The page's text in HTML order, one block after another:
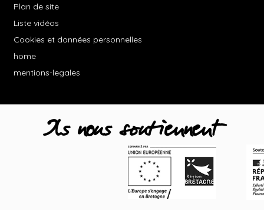
Plan de site
Liste vidéos
Cookies et données personnelles
home
mentions-legales
Ils nous soutiennent